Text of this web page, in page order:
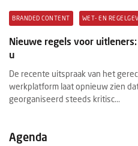
BRANDED CONTENT WET- EN
Nieuwe regels voor
u
De recente uitspraak van het
werkplatform laat opnieuw zien
georganiseerd steeds kritisc...
Agenda